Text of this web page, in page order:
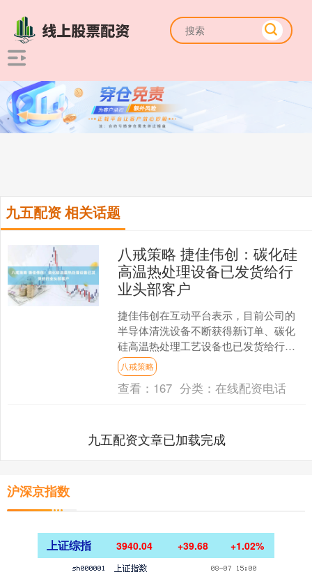
九五配资 相关话题
八戒策略 捷佳伟创：碳化硅
高温热处理设备已发货给行
业头部客户
捷佳伟创在互动平台表示，目前公司的
半导体清洗设备不断获得新订单、碳化
硅高温热处理工艺设备也已发货给行业
头部客户，并且公司在持续研发其他半
导体及泛半导体相关设备。....
八戒策略
查看： 167 分类：在线配资电话
九五配资文章已加载完成
沪深京指数
上证综指 3940.04 +39.68 +1.02%